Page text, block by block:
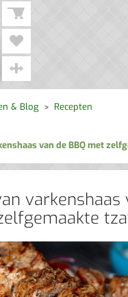
& Blog Recepten
van de BBQ met
varkenshaas